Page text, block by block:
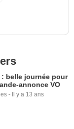
: belle journée pour
annonce VO
- Il y a 13 ans